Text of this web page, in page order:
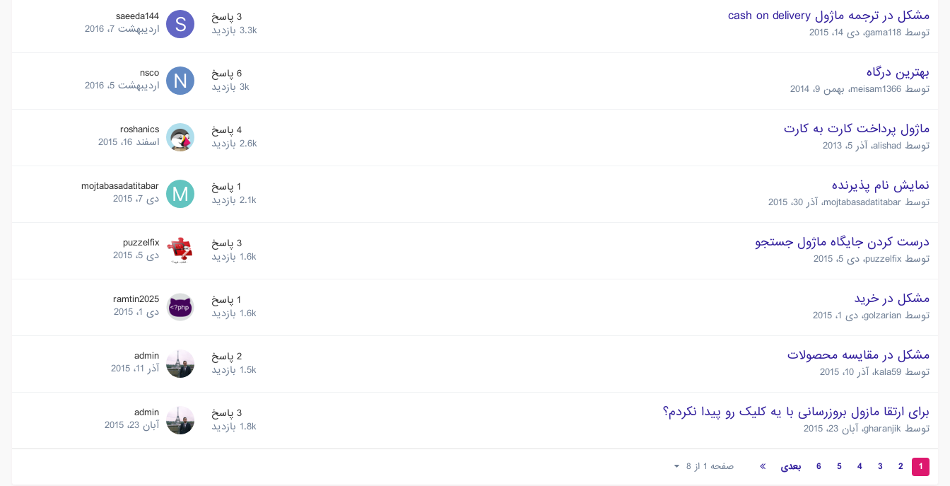
مشکل در ترجمه ماژول cash on delivery
توسط gama118، دی 14، 2015
3 پاسخ
3.3k بازدید
saeeda144
اردیبهشت 7، 2016
بهترین درگاه
توسط meisam1366، بهمن 9، 2014
6 پاسخ
3k بازدید
nsco
اردیبهشت 5، 2016
ماژول پرداخت کارت به کارت
توسط alishad،آذر 5، 2013
4 پاسخ
2.6k بازدید
roshanics
اسفند 16، 2015
نمایش نام پذیرنده
توسط mojtabasadatitabar،آذر 30، 2015
1 پاسخ
2.1k بازدید
mojtabasadatitabar
دی 7، 2015
درست کردن جایگاه ماژول جستجو
توسط puzzelfix، دی 5، 2015
3 پاسخ
1.6k بازدید
puzzelfix
دی 5، 2015
مشکل در خرید
توسط golzarian، دی 1، 2015
1 پاسخ
1.6k بازدید
ramtin2025
دی 1، 2015
مشکل در مقایسه محصولات
توسط kala59،آذر 10، 2015
2 پاسخ
1.5k بازدید
admin
آذر 11، 2015
برای ارتقا مازول بروزرسانی با یه کلیک رو پیدا نکردم؟
توسط gharanjik،آبان 23، 2015
3 پاسخ
1.8k بازدید
admin
آبان 23، 2015
1
2
3
4
5
6 بعدی صفحه 1 از 8